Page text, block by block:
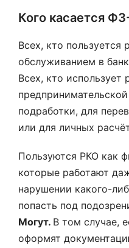
Кого касается
Всех, кто пользуется
обслуживанием в
Всех, кто использует
подработки, для
или для личных
Пользуются РКО как
которые работают
нарушении какого-
попасть под
Могут. В том случае,
оформят